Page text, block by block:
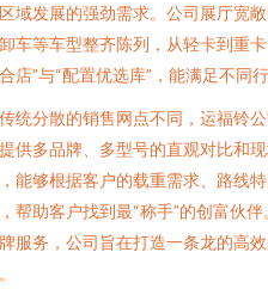
域发展的强劲需求。公司展厅宽
车等车型整齐陈列，从轻卡到重
店”与“配置优选库”，能满足不同
统分散的销售网点不同，运福铃
供多品牌、多型号的直观对比和
能够根据客户的载重需求、路线
帮助客户找到最“称手”的创富伙
服务，公司旨在打造一条龙的高